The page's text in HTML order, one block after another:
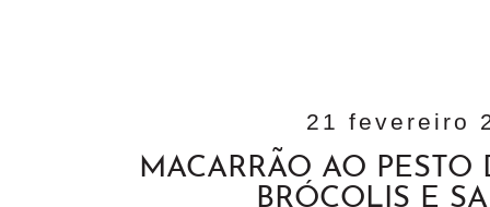
21 fevereiro
MACARRÃO AO PESTO
BRÓCOLIS E